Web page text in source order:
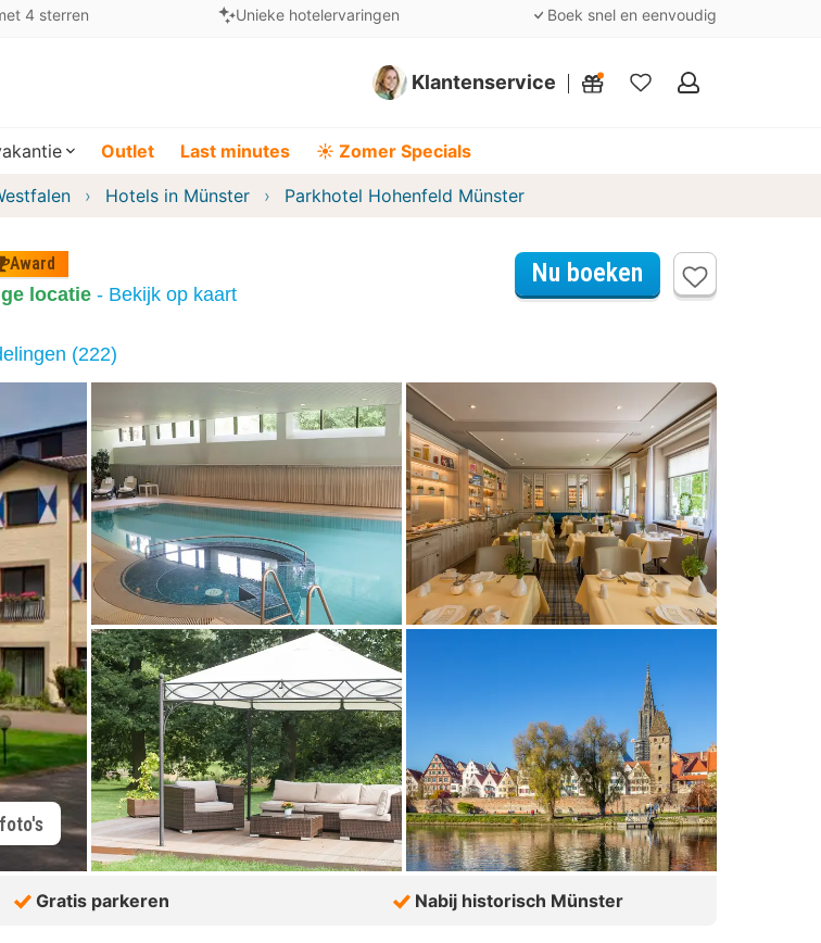
4 sterren Unieke hotelervaringen Boek snel en eenvoudig
Klantenservice
Mijn
Outlet Last minutes ☀️ Zomer Specials
Hotels in Münster Parkhotel Hohenfeld Münster
Award
locatie - Bekijk op kaart
Nu boeken
(222)
Gratis parkeren Nabij historisch Münster